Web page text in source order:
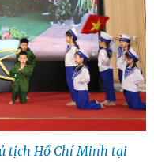
tịch Hồ Chí Minh tại